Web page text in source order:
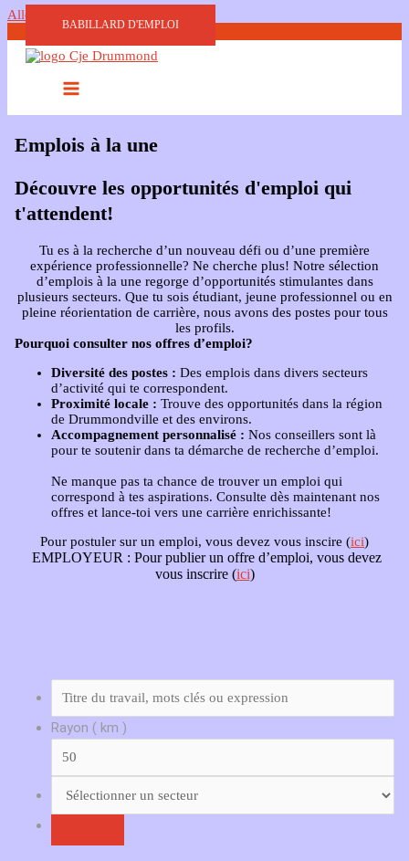
Aller au contenu
BABILLARD D'EMPLOI
Emplois à la une
Découvre les opportunités d'emploi qui
t'attendent!
Tu es à la recherche d’un nouveau défi ou d’une première
expérience professionnelle? Ne cherche plus! Notre sélection
d’emplois à la une regorge d’opportunités stimulantes dans
plusieurs secteurs. Que tu sois étudiant, jeune professionnel ou en
pleine réorientation de carrière, nous avons des postes pour tous
les profils.
Pourquoi consulter nos offres d’emploi?
Diversité des postes : Des emplois dans divers secteurs
d’activité qui te correspondent.
Proximité locale : Trouve des opportunités dans la région
de Drummondville et des environs.
Accompagnement personnalisé : Nos conseillers sont là
pour te soutenir dans ta démarche de recherche d’emploi.
Ne manque pas ta chance de trouver un emploi qui
correspond à tes aspirations. Consulte dès maintenant nos
offres et lance-toi vers une carrière enrichissante!
Pour postuler sur un emploi, vous devez vous inscire (ici)
EMPLOYEUR : Pour publier un offre d’emploi, vous devez
vous inscrire (ici)
Rayon ( km )